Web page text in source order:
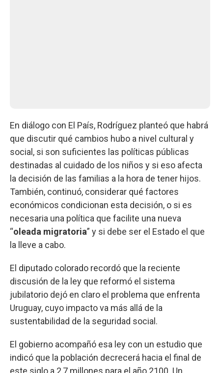
En diálogo con El País, Rodríguez planteó que habrá
que discutir qué cambios hubo a nivel cultural y
social, si son suficientes las políticas públicas
destinadas al cuidado de los niños y si eso afecta
la decisión de las familias a la hora de tener hijos.
También, continuó, considerar qué factores
económicos condicionan esta decisión, o si es
necesaria una política que facilite una nueva
“oleada migratoria” y si debe ser el Estado el que
la lleve a cabo.
El diputado colorado recordó que la reciente
discusión de la ley que reformó el sistema
jubilatorio dejó en claro el problema que enfrenta
Uruguay, cuyo impacto va más allá de la
sustentabilidad de la seguridad social.
El gobierno acompañó esa ley con un estudio que
indicó que la población decrecerá hacia el final de
este siglo a 2,7 millones para el año 2100. Un